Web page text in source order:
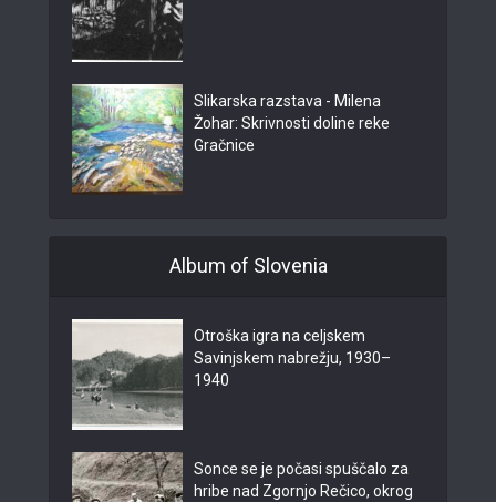
Slikarska razstava - Milena
Žohar: Skrivnosti doline reke
Gračnice
Album of Slovenia
Otroška igra na celjskem
Savinjskem nabrežju, 1930–
1940
Sonce se je počasi spuščalo za
hribe nad Zgornjo Rečico, okrog